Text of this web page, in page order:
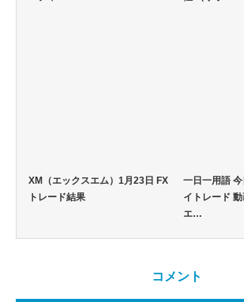
XM（エックスエム）1月23日 FX
トレード結果
一日一用語
イトレード
エ…
コメント